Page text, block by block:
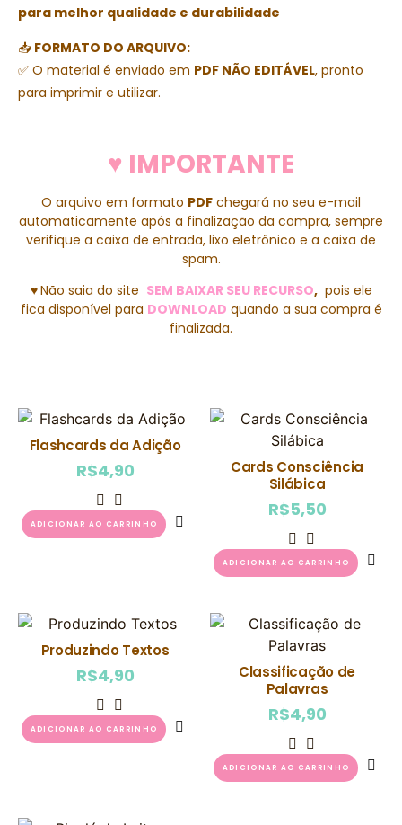
para melhor qualidade e durabilidade
📥 FORMATO DO ARQUIVO:
✅ O material é enviado em PDF NÃO EDITÁVEL, pronto
para imprimir e utilizar.
♥ IMPORTANTE
O arquivo em formato PDF chegará no seu e-mail
automaticamente após a finalização da compra, sempre
verifique a caixa de entrada, lixo eletrônico e a caixa de
spam.
♥Não saia do site SEM BAIXAR SEU RECURSO,pois ele
fica disponível para DOWNLOAD quando a sua compra é
finalizada.
Flashcards da Adição
R$4,90
ADICIONAR AO CARRINHO
Cards Consciência
Silábica
R$5,50
ADICIONAR AO CARRINHO
Produzindo Textos
R$4,90
ADICIONAR AO CARRINHO
Classificação de
Palavras
R$4,90
ADICIONAR AO CARRINHO